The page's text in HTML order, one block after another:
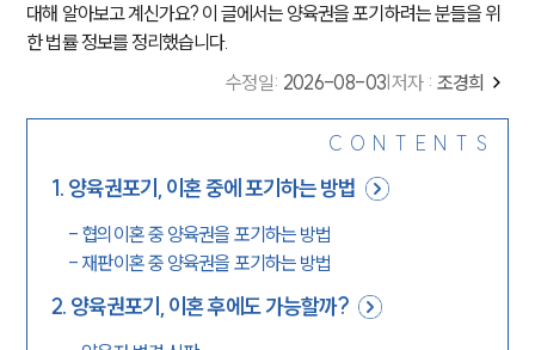
대해 알아보고 계신가요? 이 글에서는 양육권을 포기하려는 분들을 위
한 법률 정보를 정리했습니다.
수정일: 2026-08-03 저자 : 조경희
CONTENTS
1. 양육권포기, 이혼 중에 포기하는 방법
- 협의이혼 중 양육권을 포기하는 방법
- 재판이혼 중 양육권을 포기하는 방법
2. 양육권포기, 이혼 후에도 가능할까?